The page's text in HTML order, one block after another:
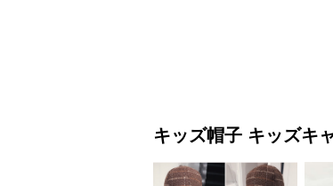
キッズ帽子 キッズキ